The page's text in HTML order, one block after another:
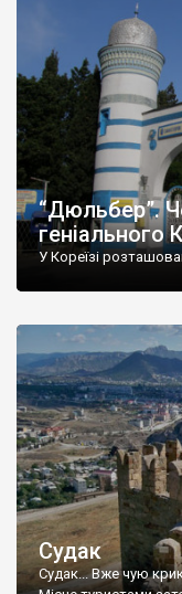
“Дюльбер”.
геніального
У Кореїзі
Судак
Судак... Вже чую